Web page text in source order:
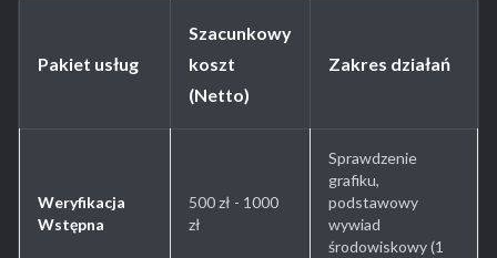
Pakiet usług
Szacunkowy
koszt
(Netto)
Zakres działań
Weryfikacja
Wstępna
500 zł - 1000
zł
Sprawdzenie
grafiku,
podstawowy
wywiad
środowiskowy (1